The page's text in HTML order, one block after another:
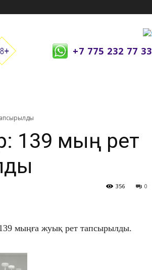
+7 775 232 77 33
139 мың рет
0
356
мыңға жуық рет тапсырылды.